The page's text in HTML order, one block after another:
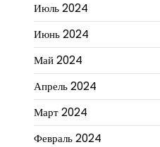
Июль 2024
Июнь 2024
Май 2024
Апрель 2024
Март 2024
Февраль 2024